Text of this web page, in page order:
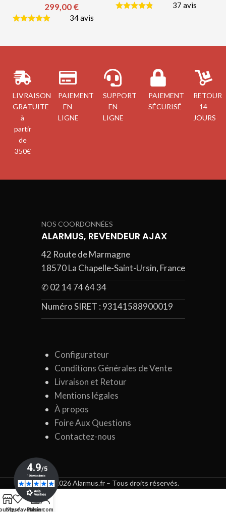
299,00€
34 avis
37 avis
LIVRAISON
GRATUITE
à
partir
de
350€
PAIEMENT
EN
LIGNE
SUPPORT
EN
LIGNE
PAIEMENT
SÉCURISÉ
RETOUR
14
JOURS
NOS COORDONNÉES
ALARMUS, REVENDEUR AJAX
42 Route de Marmagne
18570 La Chapelle-Saint-Ursin, France
✆ 02 14 74 64 34
Numéro SIRET : 93141588900019
Configurateur
Conditions Générales de Vente
Livraison et Retour
Mentions légales
À propos
Foire Aux Questions
Contactez-nous
© 2026 Alarmus.fr – Tous droits réservés.
Mes favoris
0
Panier
Mon compte